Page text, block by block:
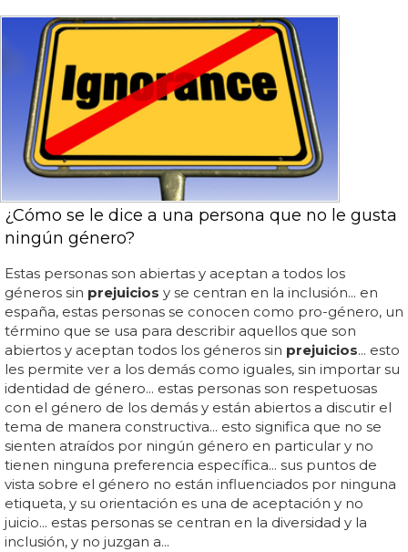
¿Cómo se le dice a una persona que no le gusta
ningún género?
Estas personas son abiertas y aceptan a todos los
géneros sin prejuicios y se centran en la inclusión... en
españa, estas personas se conocen como pro-género, un
término que se usa para describir aquellos que son
abiertos y aceptan todos los géneros sin prejuicios... esto
les permite ver a los demás como iguales, sin importar su
identidad de género... estas personas son respetuosas
con el género de los demás y están abiertos a discutir el
tema de manera constructiva... esto significa que no se
sienten atraídos por ningún género en particular y no
tienen ninguna preferencia específica... sus puntos de
vista sobre el género no están influenciados por ninguna
etiqueta, y su orientación es una de aceptación y no
juicio... estas personas se centran en la diversidad y la
inclusión, y no juzgan a...